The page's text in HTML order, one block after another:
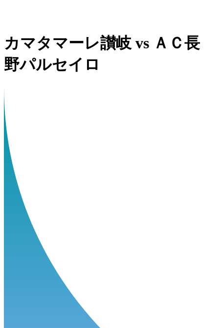
カマタマーレ讃岐 vs ＡＣ長
野パルセイロ